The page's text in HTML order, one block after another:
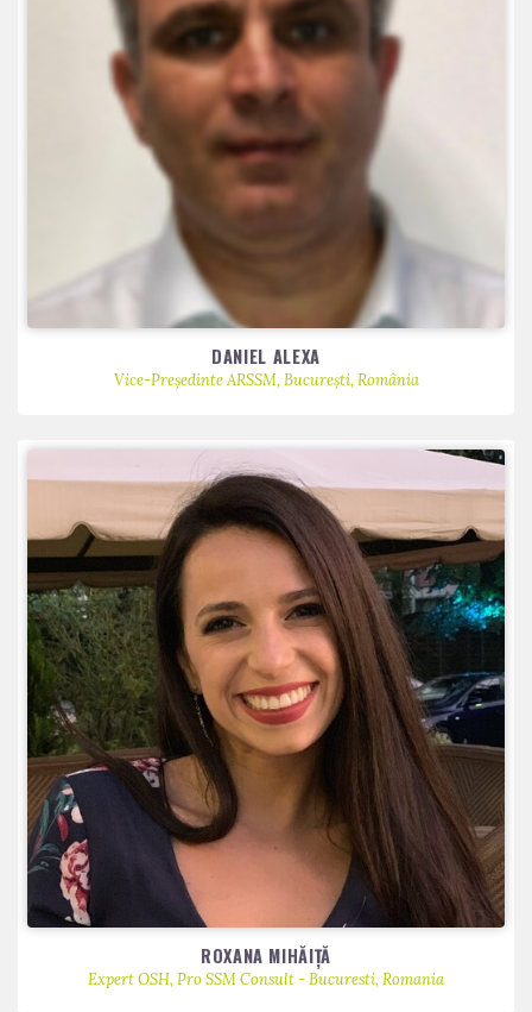
DANIEL ALEXA
Vice-Președinte ARSSM, București, România
ROXANA MIHĂIȚĂ
Expert OSH, Pro SSM Consult - Bucuresti, Romania